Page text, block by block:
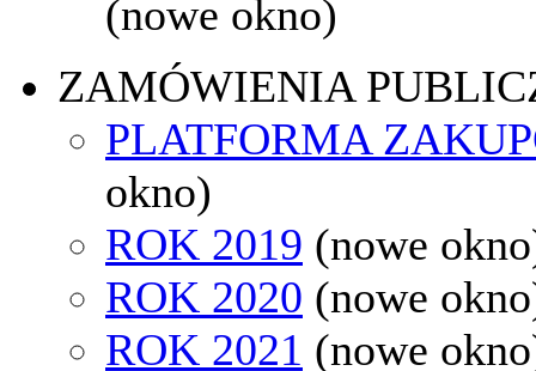
(nowe okno)
ZAMÓWIENIA
PLATFORMA
okno)
ROK 2019 (nowe
ROK 2020 (nowe
ROK 2021 (nowe